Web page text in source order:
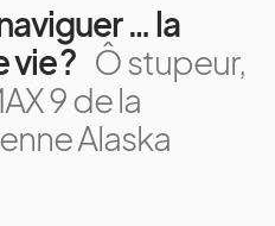
… la
vie ? Ô stupeur,
9 de la
Alaska